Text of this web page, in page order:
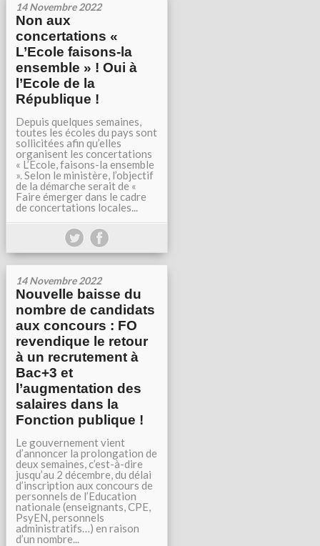
14 Novembre 2022
Non aux
concertations «
L’Ecole faisons-la
ensemble » ! Oui à
l’Ecole de la
République !
Depuis quelques semaines,
toutes les écoles du pays sont
sollicitées afin qu’elles
organisent les concertations
« L’Ecole, faisons-la ensemble
». Selon le ministère, l’objectif
de la démarche serait de «
Faire émerger dans le cadre
de concertations locales...
14 Novembre 2022
Nouvelle baisse du
nombre de candidats
aux concours : FO
revendique le retour
à un recrutement à
Bac+3 et
l’augmentation des
salaires dans la
Fonction publique !
Le gouvernement vient
d’annoncer la prolongation de
deux semaines, c’est-à-dire
jusqu’au 2 décembre, du délai
d’inscription aux concours de
personnels de l’Education
nationale (enseignants, CPE,
PsyEN, personnels
administratifs…) en raison
d’un nombre...